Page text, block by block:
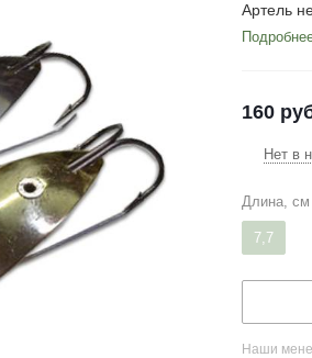
Артель
160
Нет в
Длина, см
7,7
Наши